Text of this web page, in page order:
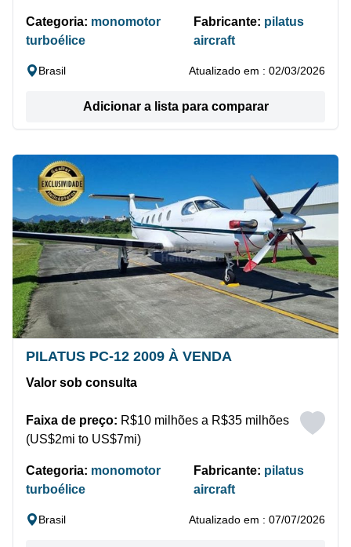
Categoria: monomotor
turboélice
Fabricante: pilatus
aircraft
Brasil Atualizado em : 02/03/2026
Adicionar a lista para comparar
PILATUS PC-12 2009 À VENDA
Valor sob consulta
Faixa de preço: R$10 milhões a R$35 milhões
(US$2mi to US$7mi)
Categoria: monomotor
turboélice
Fabricante: pilatus
aircraft
Brasil Atualizado em : 07/07/2026